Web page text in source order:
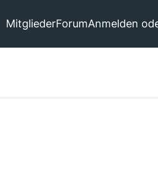
MitgliederForumAnmelden